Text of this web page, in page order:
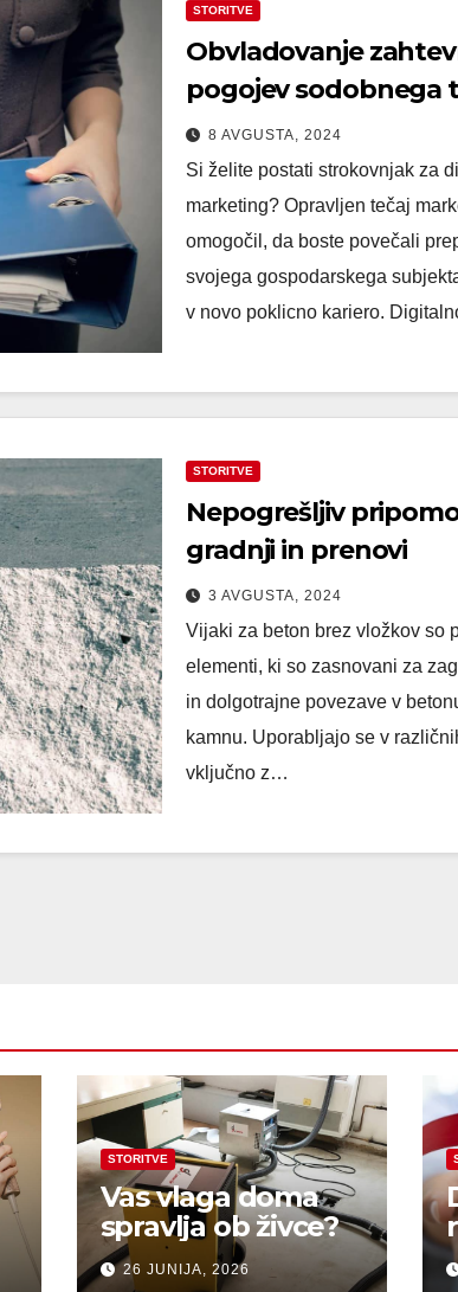
STORITVE
Obvladovanje
pogojev sodobnega
8 AVGUSTA, 2024
Si želite postati strokovnjak za
marketing? Opravljen tečaj
omogočil, da boste povečali
svojega gospodarskega
v novo poklicno kariero.
STORITVE
Nepogrešljiv
gradnji in prenovi
3 AVGUSTA, 2024
Vijaki za beton brez vložkov so
elementi, ki so zasnovani za
in dolgotrajne povezave v
kamnu. Uporabljajo se v
vključno z…
STORITVE
Vas vlaga doma
spravlja ob živce?
26 JUNIJA, 2026